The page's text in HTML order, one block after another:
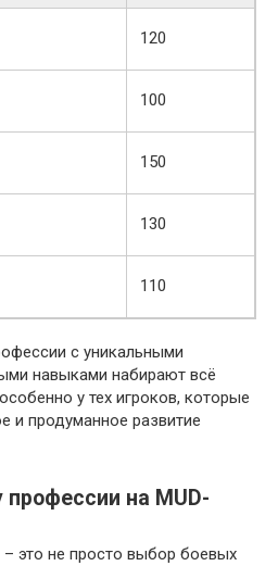
120
100
150
130
110
с уникальными
навыками набирают всё
у тех игроков, которые
и продуманное развитие
на MUD-
это не просто выбор боевых